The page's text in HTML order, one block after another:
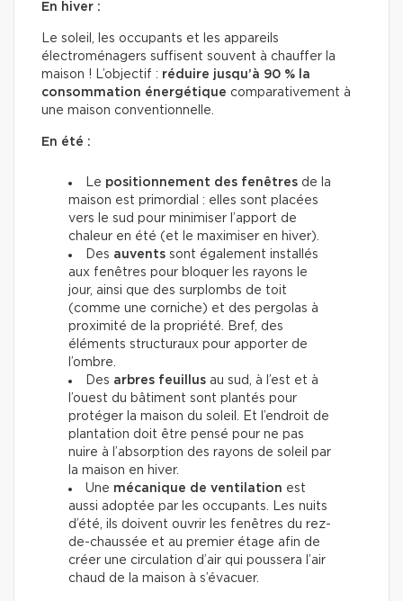
En hiver :
Le soleil, les occupants et les appareils
électroménagers suffisent souvent à chauffer la
maison ! L’objectif : réduire jusqu’à 90 % la
consommation énergétique comparativement à
une maison conventionnelle.
En été :
Le positionnement des fenêtres de la
maison est primordial : elles sont placées
vers le sud pour minimiser l’apport de
chaleur en été (et le maximiser en hiver).
Des auvents sont également installés
aux fenêtres pour bloquer les rayons le
jour, ainsi que des surplombs de toit
(comme une corniche) et des pergolas à
proximité de la propriété. Bref, des
éléments structuraux pour apporter de
l’ombre.
Des arbres feuillus au sud, à l’est et à
l’ouest du bâtiment sont plantés pour
protéger la maison du soleil. Et l’endroit de
plantation doit être pensé pour ne pas
nuire à l’absorption des rayons de soleil par
la maison en hiver.
Une mécanique de ventilation est
aussi adoptée par les occupants. Les nuits
d’été, ils doivent ouvrir les fenêtres du rez-
de-chaussée et au premier étage afin de
créer une circulation d’air qui poussera l’air
chaud de la maison à s’évacuer.